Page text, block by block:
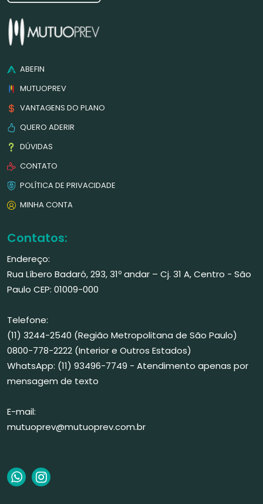
ABEFIN
MUTUOPREV
VANTAGENS DO PLANO
QUERO ADERIR
DÚVIDAS
CONTATO
POLÍTICA DE PRIVACIDADE
MINHA CONTA
Contatos:
Endereço:
Rua Líbero Badaró, 293, 31º andar – Cj. 31 A, Centro - São
Paulo CEP: 01009-000
Telefone:
(11) 3244-2540 (Região Metropolitana de São Paulo)
0800-778-2222 (Interior e Outros Estados)
WhatsApp: (11) 93496-7749 - Atendimento apenas por
mensagem de texto
E-mail:
mutuoprev@mutuoprev.com.br